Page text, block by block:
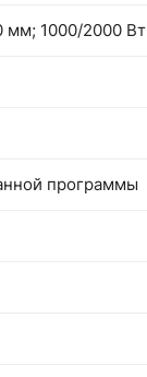
мм; 1000/2000 Вт
программы